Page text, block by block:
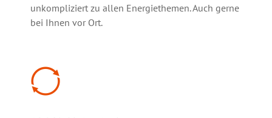
unkompliziert zu allen Energiethemen. Auch gerne
bei Ihnen vor Ort.